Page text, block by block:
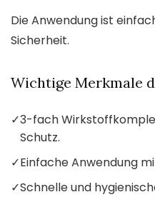
Die Anwendung ist
Sicherheit.
Wichtige Merkmale
✓3-fach
Schutz.
✓Einfache Anwendung
✓Schnelle und